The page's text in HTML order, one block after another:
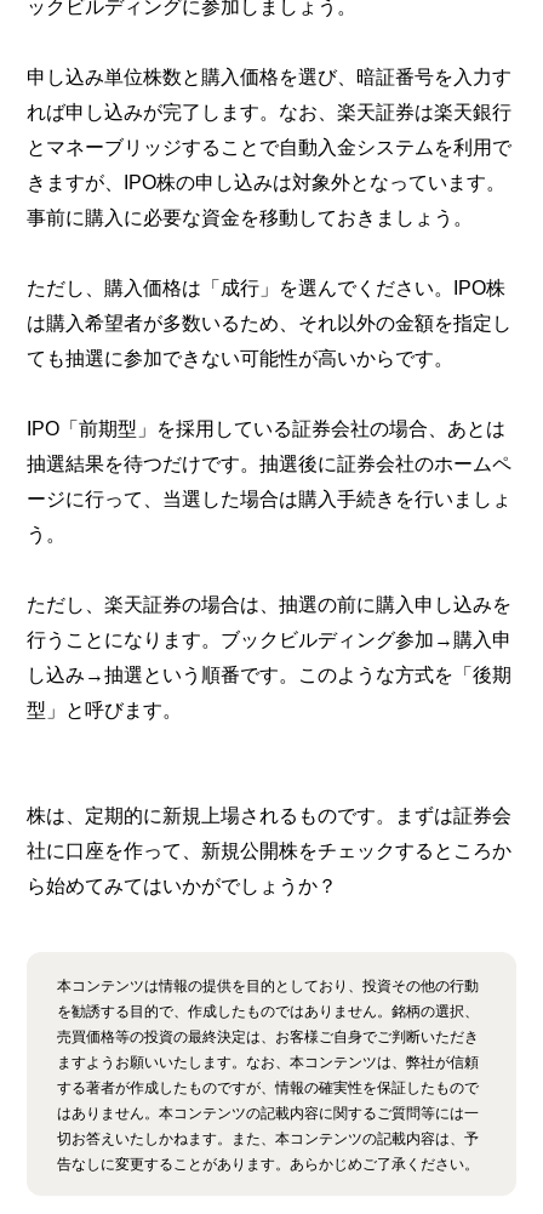
ックビルディングに参加しましょう。
申し込み単位株数と購入価格を選び、暗証番号を入力す
れば申し込みが完了します。なお、楽天証券は楽天銀行
とマネーブリッジすることで自動入金システムを利用で
きますが、IPO株の申し込みは対象外となっています。
事前に購入に必要な資金を移動しておきましょう。
ただし、購入価格は「成行」を選んでください。IPO株
は購入希望者が多数いるため、それ以外の金額を指定し
ても抽選に参加できない可能性が高いからです。
IPO「前期型」を採用している証券会社の場合、あとは
抽選結果を待つだけです。抽選後に証券会社のホームペ
ージに行って、当選した場合は購入手続きを行いましょ
う。
ただし、楽天証券の場合は、抽選の前に購入申し込みを
行うことになります。ブックビルディング参加→購入申
し込み→抽選という順番です。このような方式を「後期
型」と呼びます。
株は、定期的に新規上場されるものです。まずは証券会
社に口座を作って、新規公開株をチェックするところか
ら始めてみてはいかがでしょうか？
本コンテンツは情報の提供を目的としており、投資その他の行動
を勧誘する目的で、作成したものではありません。銘柄の選択、
売買価格等の投資の最終決定は、お客様ご自身でご判断いただき
ますようお願いいたします。なお、本コンテンツは、弊社が信頼
する著者が作成したものですが、情報の確実性を保証したもので
はありません。本コンテンツの記載内容に関するご質問等には一
切お答えいたしかねます。また、本コンテンツの記載内容は、予
告なしに変更することがあります。あらかじめご了承ください。